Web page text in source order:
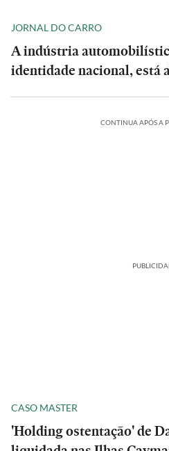
JORNAL DO CARRO
A indústria
identidade nacional, está
CONTINUA APÓS A
CASO MASTER
'Holding ostentação' de